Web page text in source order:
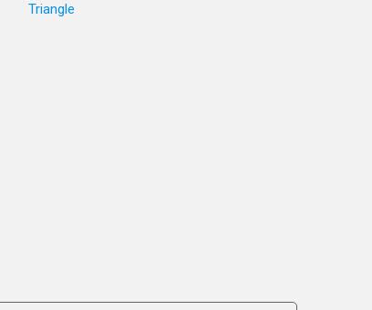
Triangle